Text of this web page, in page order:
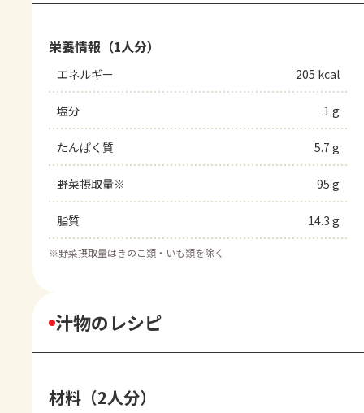
栄養情報（1人分）
エネルギー 205 kcal
塩分 1 g
たんぱく質 5.7 g
野菜摂取量※ 95 g
脂質 14.3 g
※野菜摂取量はきのこ類・いも類を除く
汁物のレシピ
材料（2人分）